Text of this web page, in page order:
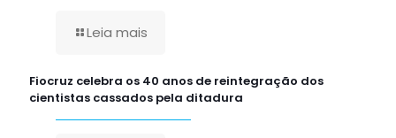
Leia mais
Fiocruz celebra os 40 anos de reintegração dos
cientistas cassados pela ditadura